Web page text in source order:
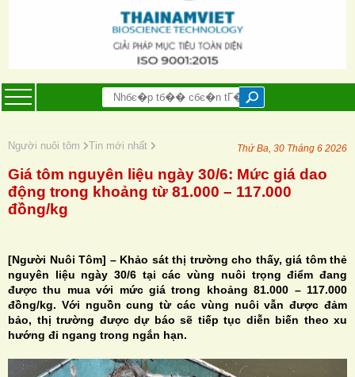
Người nuôi tôm Tin mới nhất Thứ Ba, 30 Tháng 6 2026
Giá tôm nguyên liệu ngày 30/6: Mức giá dao
động trong khoảng từ 81.000 – 117.000
đồng/kg
[Người Nuôi Tôm] – Khảo sát thị trường cho thấy, giá tôm thẻ
nguyên liệu ngày 30/6 tại các vùng nuôi trọng điểm đang
được thu mua với mức giá trong khoảng 81.000 – 117.000
đồng/kg. Với nguồn cung từ các vùng nuôi vẫn được đảm
bảo, thị trường được dự báo sẽ tiếp tục diễn biến theo xu
hướng đi ngang trong ngắn hạn.